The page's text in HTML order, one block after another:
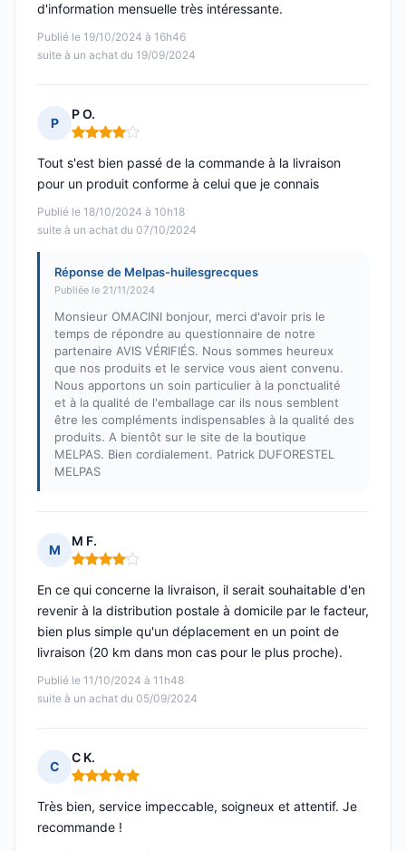
Publié le 19/10/2024 à 16h46
suite à un achat du 19/09/2024
d'information mensuelle très intéressante.
P
P O.
Note : 4 sur 5
Publié le 18/10/2024 à 10h18
suite à un achat du 07/10/2024
Tout s'est bien passé de la commande à la livraison
pour un produit conforme à celui que je connais
Réponse de Melpas-huilesgrecques
Publiée le 21/11/2024
Monsieur OMACINI bonjour, merci d'avoir pris le
temps de répondre au questionnaire de notre
partenaire AVIS VÉRIFIÉS. Nous sommes heureux
que nos produits et le service vous aient convenu.
Nous apportons un soin particulier à la ponctualité
et à la qualité de l'emballage car ils nous semblent
être les compléments indispensables à la qualité des
produits. A bientôt sur le site de la boutique
MELPAS. Bien cordialement. Patrick DUFORESTEL
MELPAS
M
M F.
Note : 4 sur 5
Publié le 11/10/2024 à 11h48
suite à un achat du 05/09/2024
En ce qui concerne la livraison, il serait souhaitable d'en
revenir à la distribution postale à domicile par le facteur,
bien plus simple qu'un déplacement en un point de
livraison (20 km dans mon cas pour le plus proche).
C
C K.
Note : 5 sur 5
Très bien, service impeccable, soigneux et attentif. Je
recommande !